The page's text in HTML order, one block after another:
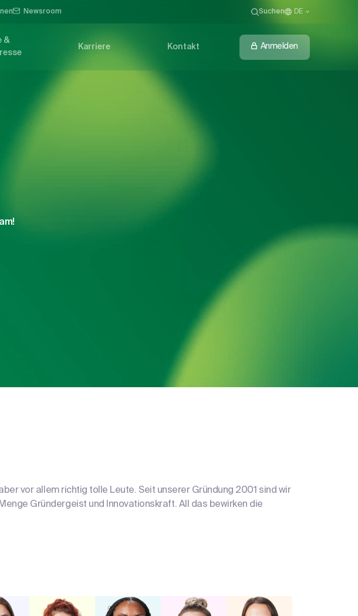
Newsroom Suchen DE
&
Karriere Kontakt Anmelden
vor allem richtig tolle Leute. Seit unserer Gründung 2001 sind wir
Gründergeist und Innovationskraft. All das bewirken die